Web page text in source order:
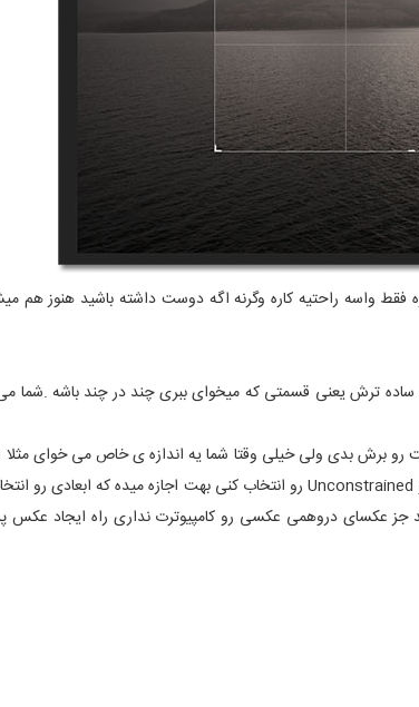
فقط واسه راحتیه کاره وگرنه اگه دوست داشته باشید هنوز
عکسای دروهمی عکسی رو کامپیوترت نداری راه ایجاد عکس